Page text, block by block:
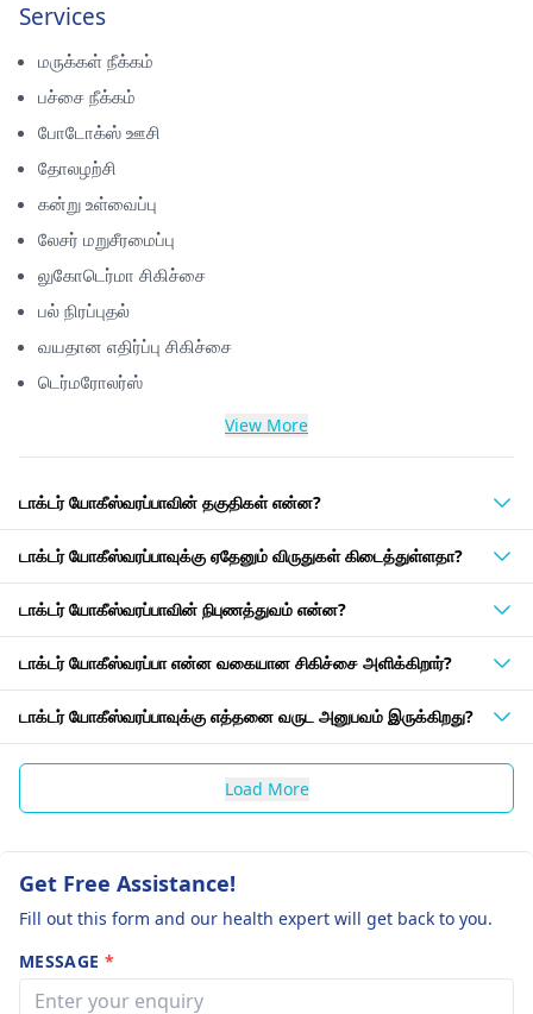
Services
மருக்கள் நீக்கம்
பச்சை நீக்கம்
போடோக்ஸ் ஊசி
தோலழற்சி
கன்று உள்வைப்பு
லேசர் மறுசீரமைப்பு
லுகோடெர்மா சிகிச்சை
பல் நிரப்புதல்
வயதான எதிர்ப்பு சிகிச்சை
டெர்மரோலர்ஸ்
View More
டாக்டர் யோகீஸ்வரப்பாவின் தகுதிகள் என்ன?
டாக்டர் யோகீஸ்வரப்பாவுக்கு ஏதேனும் விருதுகள் கிடைத்துள்ளதா?
டாக்டர் யோகீஸ்வரப்பாவின் நிபுணத்துவம் என்ன?
டாக்டர் யோகீஸ்வரப்பா என்ன வகையான சிகிச்சை அளிக்கிறார்?
டாக்டர் யோகீஸ்வரப்பாவுக்கு எத்தனை வருட அனுபவம் இருக்கிறது?
Load More
Get Free Assistance!
Fill out this form and our health expert will get back to you.
MESSAGE *